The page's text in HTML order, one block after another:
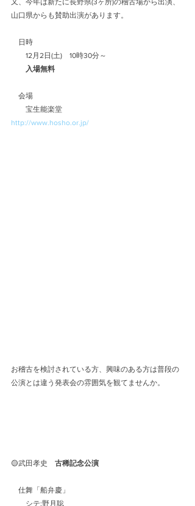
又、今年は新たに長野県(3ヶ所)の稽古場から出演、
山口県からも賛助出演があります。
日時
12月2日(土)　10時30分～
入場無料
会場
宝生能楽堂
http://www.hosho.or.jp/
お稽古を検討されている方、興味のある方は普段の
公演とは違う発表会の雰囲気を観てませんか。
🟡武田孝史 古稀記念公演
仕舞「船弁慶」
シテ:野月聡